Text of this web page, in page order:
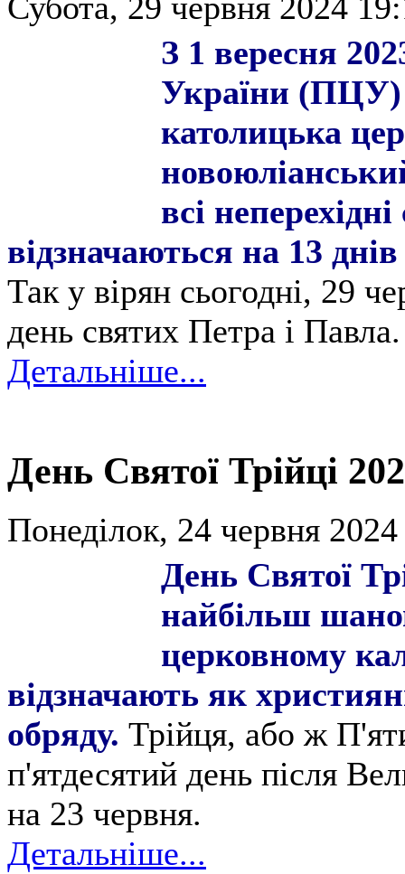
З 1 вересня
України (ПЦУ)
католицька
всі
відзначаються на 13
Так у вірян сьогодні, 29
день святих Петра і Павла.
Детальніше...
День Святої Трійці
Понеділок, 24 червня
День Святої
найбільш
церковному
відзначають як
обряду. Трійця, або ж
п'ятдесятий день після
на 23 червня.
Детальніше...